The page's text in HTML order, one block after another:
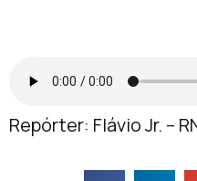
Repórter: Flávio Jr. –